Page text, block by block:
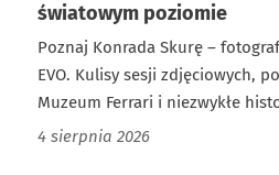
światowym poziomie
Poznaj Konrada Skurę –
EVO. Kulisy sesji zdjęciowych,
Muzeum Ferrari i niezwykłe
4 sierpnia 2026